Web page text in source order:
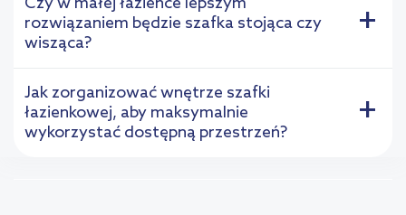
rozwiązaniem będzie szafka stojąca czy
wisząca?
+
Jak zorganizować wnętrze szafki
łazienkowej, aby maksymalnie
wykorzystać dostępną przestrzeń?
+